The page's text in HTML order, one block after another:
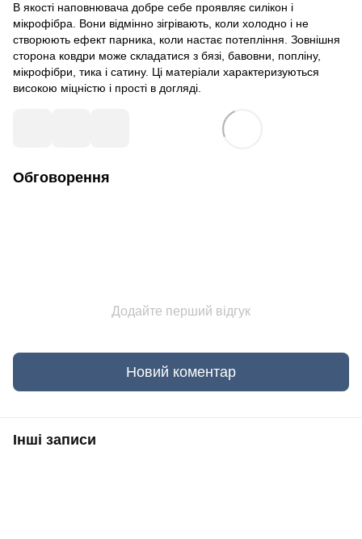
В якості наповнювача добре себе проявляє силікон і
мікрофібра. Вони відмінно зігрівають, коли холодно і не
створюють ефект парника, коли настає потепління. Зовнішня
сторона ковдри може складатися з бязі, бавовни, попліну,
мікрофібри, тика і сатину. Ці матеріали характеризуються
високою міцністю і прості в догляді.
Обговорення
Додайте перший відгук
Новий коментар
Інші записи